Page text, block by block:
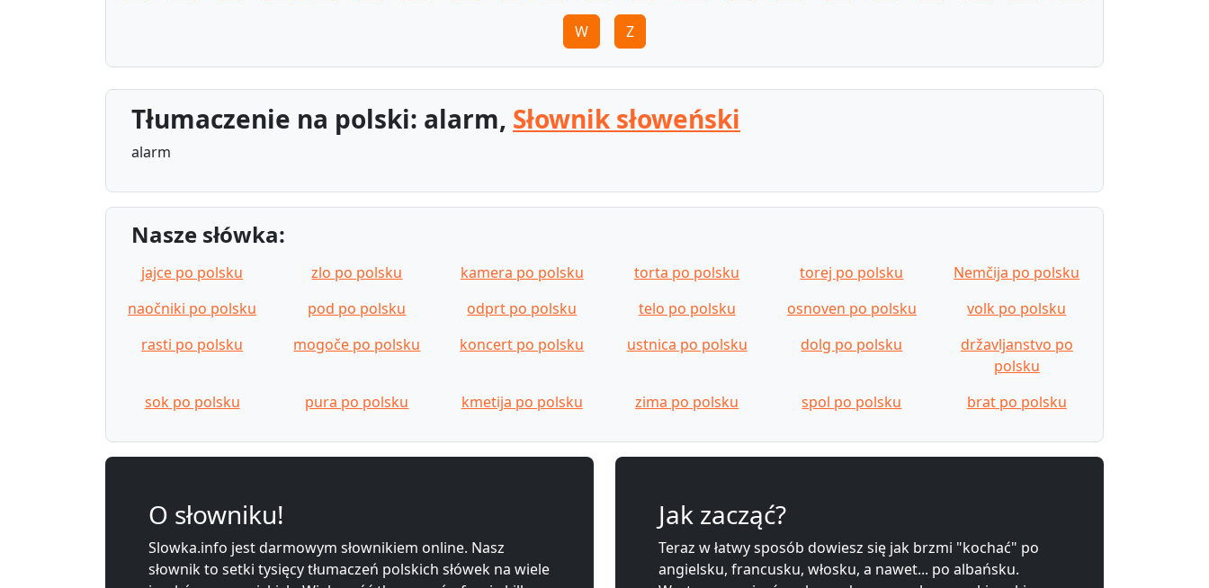
W Z
Tłumaczenie na polski: alarm, Słownik słoweński
alarm
Nasze słówka:
jajce po polsku zlo po polsku kamera po polsku torta po polsku torej po polsku
Nemčija po polsku
naočniki po polsku
pod po polsku odprt po polsku telo po polsku osnoven po polsku
volk po polsku
rasti po polsku
mogoče po polsku koncert po polsku ustnica po polsku dolg po polsku
državljanstvo po
polsku
sok po polsku
pura po polsku kmetija po polsku zima po polsku spol po polsku brat po polsku
O słowniku!
Slowka.info jest darmowym słownikiem online. Nasz
słownik to setki tysięcy tłumaczeń polskich słówek na wiele
Jak zacząć?
Teraz w łatwy sposób dowiesz się jak brzmi "kochać" po
angielsku, francusku, włosku, a nawet... po albańsku.